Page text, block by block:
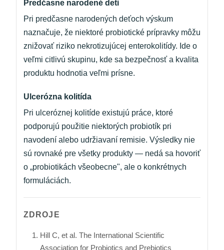
Predčasne narodené deti
Pri predčasne narodených deťoch výskum
naznačuje, že niektoré probiotické prípravky môžu
znižovať riziko nekrotizujúcej enterokolitídy. Ide o
veľmi citlivú skupinu, kde sa bezpečnosť a kvalita
produktu hodnotia veľmi prísne.
Ulcerózna kolitída
Pri ulceróznej kolitíde existujú práce, ktoré
podporujú použitie niektorých probiotík pri
navodení alebo udržiavaní remisie. Výsledky nie
sú rovnaké pre všetky produkty — nedá sa hovoriť
o „probiotikách všeobecne", ale o konkrétnych
formuláciách.
ZDROJE
Hill C, et al. The International Scientific
Association for Probiotics and Prebiotics